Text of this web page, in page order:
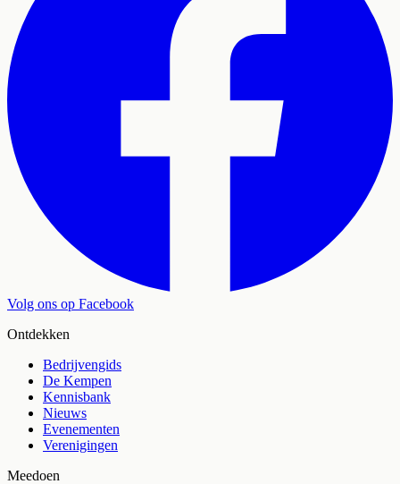
Volg ons op Facebook
Ontdekken
Bedrijvengids
De Kempen
Kennisbank
Nieuws
Evenementen
Verenigingen
Meedoen